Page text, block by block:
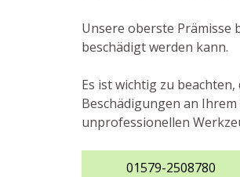
Unsere oberste Prämisse
beschädigt werden kann.
Es ist wichtig zu
Beschädigungen an
unprofessionellen
01579-2508780